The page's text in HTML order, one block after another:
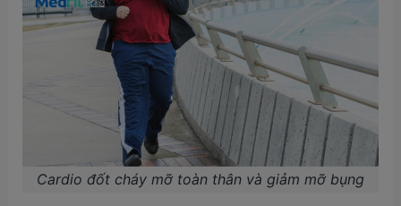
Cardio đốt cháy mỡ toàn thân và giảm mỡ bụng